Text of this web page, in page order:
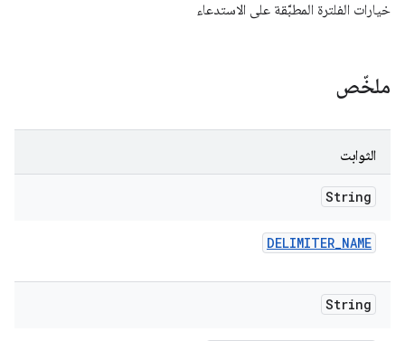
خيارات الفلترة المطبَّقة على الاستدعاء
ملخّص
الثوابت
String
DELIMITER_NAME
String